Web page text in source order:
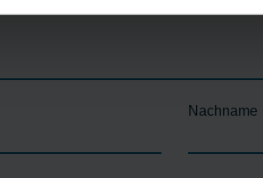
Nachname